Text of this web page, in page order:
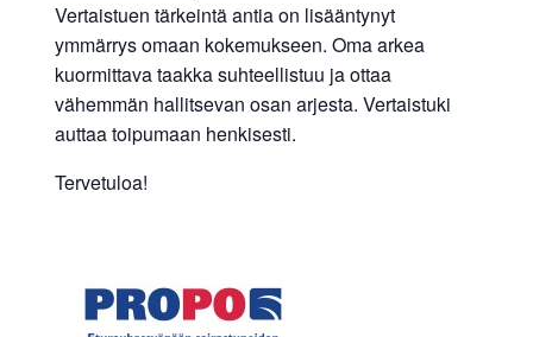
Vertaistuen tärkeintä antia on lisääntynyt
ymmärrys omaan kokemukseen. Oma arkea
kuormittava taakka suhteellistuu ja ottaa
vähemmän hallitsevan osan arjesta. Vertaistuki
auttaa toipumaan henkisesti.
Tervetuloa!